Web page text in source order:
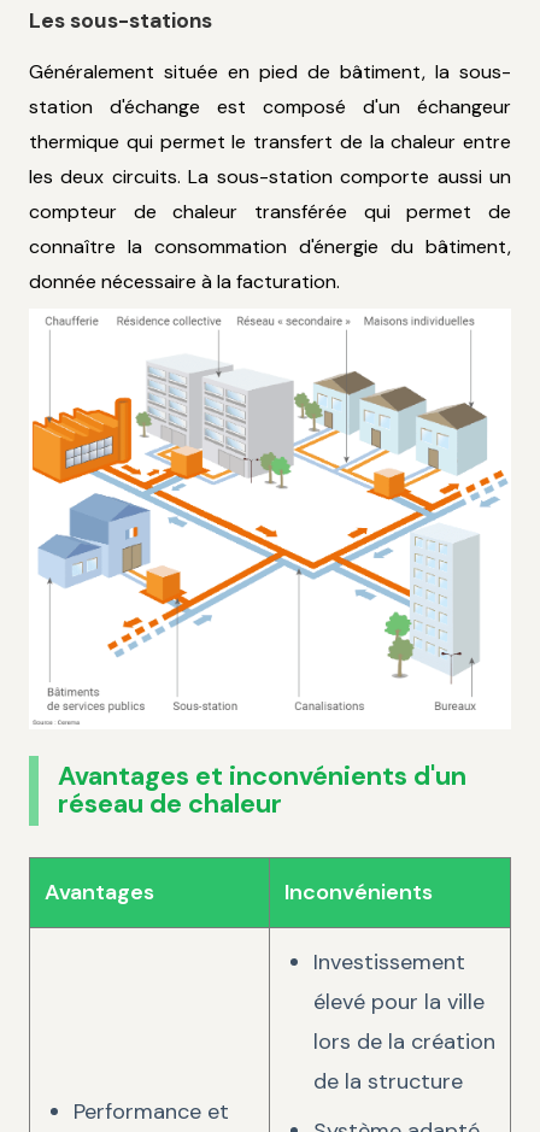
Les sous-stations
Généralement située en pied de bâtiment, la sous-
station d'échange est composé d'un échangeur
thermique qui permet le transfert de la chaleur entre
les deux circuits. La sous-station comporte aussi un
compteur de chaleur transférée qui permet de
connaître la consommation d'énergie du bâtiment,
donnée nécessaire à la facturation.
Avantages et inconvénients d'un
réseau de chaleur
Avantages Inconvénients
Performance et
Investissement
élevé pour la ville
lors de la création
de la structure